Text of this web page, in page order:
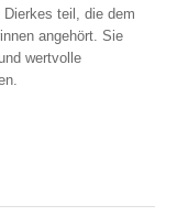
teil, die dem
angehört. Sie
wertvolle